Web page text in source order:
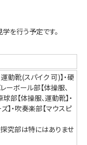
を行う予定です。
運動靴(スパイク 可)】・硬
ーボール部【体操服、
部【体操服、運動靴】・
】・吹奏楽部【マウスピ
探究部は特にはありませ